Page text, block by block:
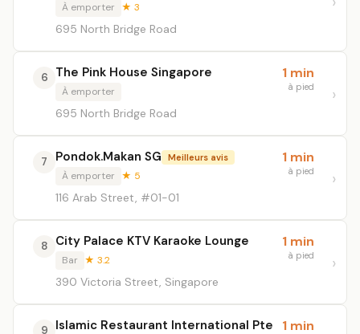
À emporter ★ 3
695 North Bridge Road
6 The Pink House Singapore
À emporter
695 North Bridge Road
1 min
à pied
7 Pondok.Makan SG Meilleurs avis
À emporter ★ 5
116 Arab Street, #01-01
1 min
à pied
8 City Palace KTV Karaoke Lounge
Bar ★ 3.2
390 Victoria Street, Singapore
1 min
à pied
9
Islamic Restaurant International Pte
1 min